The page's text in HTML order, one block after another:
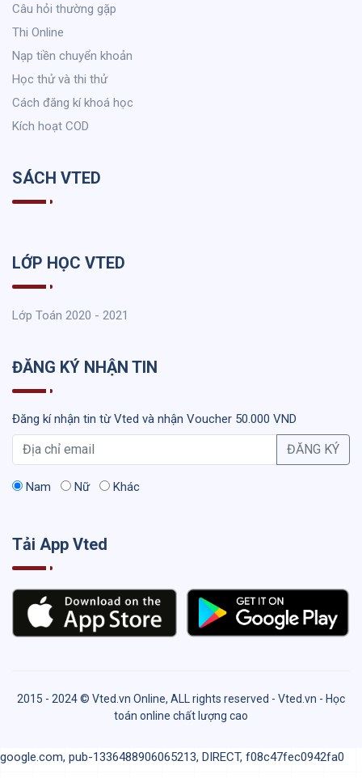
Câu hỏi thường gặp
Thi Online
Nạp tiền chuyển khoản
Học thử và thi thử
Cách đăng kí khoá học
Kích hoạt COD
SÁCH VTED
LỚP HỌC VTED
Lớp Toán 2020 - 2021
ĐĂNG KÝ NHẬN TIN
Đăng kí nhận tin từ Vted và nhận Voucher 50.000 VND
ĐĂNG KÝ
Nam Nữ Khác
Tải App Vted
2015 - 2024 © Vted.vn Online, ALL rights reserved - Vted.vn - Học
toán online chất lượng cao
google.com, pub-1336488906065213, DIRECT, f08c47fec0942fa0